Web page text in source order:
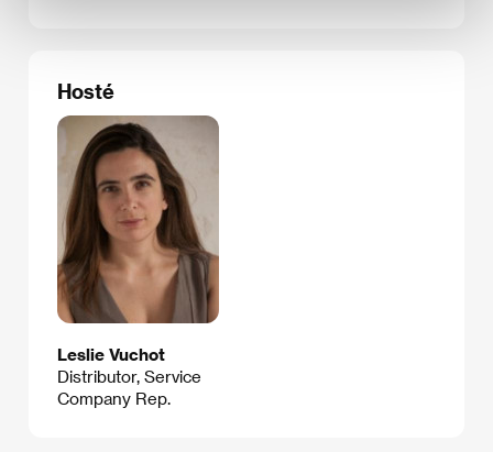
Hosté
Leslie Vuchot
Distributor, Service
Company Rep.